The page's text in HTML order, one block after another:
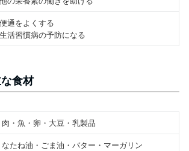
便通をよくする
生活習慣病の予防になる
食材
肉・魚・卵・大豆・乳製品
なたね油・ごま油・バター・マーガリン